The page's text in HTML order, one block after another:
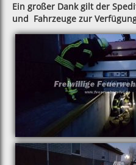
Ein großer Dank gilt der
und Fahrzeuge zur